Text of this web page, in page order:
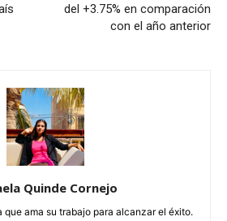
del +3.75% en comparación
con el año anterior
Quinde Cornejo
ama su trabajo para alcanzar el éxito.